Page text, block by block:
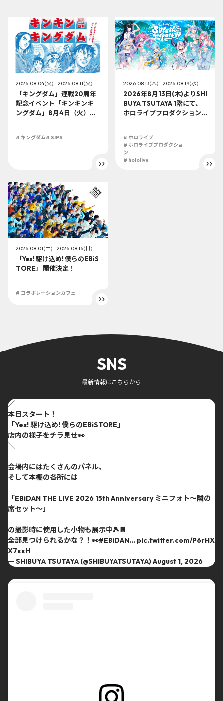
2026.08.04(火) - 2026.08.11(火)
「キングダム」連載20周年
記念イベント「キンキンキ
ングダム」8月4日（火）よ
# キングダム# SIPS
2026.08.13(木) - 2026.08.19(水)
2026年8月13日(木)よりSHI
BUYA TSUTAYA 1階にて、
ホロライブプロダクション
# ホロライブ
# ホロライブプロダクショ
ン
# hololive
2026.08.01(土) - 2026.08.16(日)
「Yes! 駆け込め! 僕らのEBiS
TORE」 開催決定！
# コラボレーションカフェ
SNS
最新情報はこちらから
／
本日スタート！
「Yes! 駆け込め! 僕らのEBiSTORE」
店内の様子をチラ見せ👀
＼
会場内にはたくさんのパネル、
そして本棚の各所には
「EBiDAN THE LIVE 2026 15th Anniversary ミニフォト〜隣の
席セット〜」
の撮影時に使用した小物も展示中🎾📔
全部見つけられるかな？！👀#EBiDAN… pic.twitter.com/P6rHX
X7xxH
— SHIBUYA TSUTAYA (@SHIBUYATSUTAYA)August 1, 2026